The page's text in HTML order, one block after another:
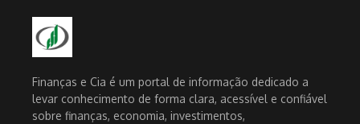
Finanças e Cia é um portal de informação dedicado a
levar conhecimento de forma clara, acessível e confiável
sobre finanças, economia, investimentos,